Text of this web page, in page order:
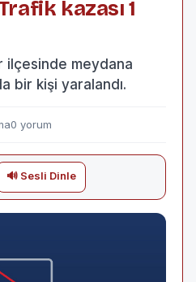
kazası 1
ilçesinde meydana
bir kişi yaralandı.
0 yorum
🔊 Sesli Dinle